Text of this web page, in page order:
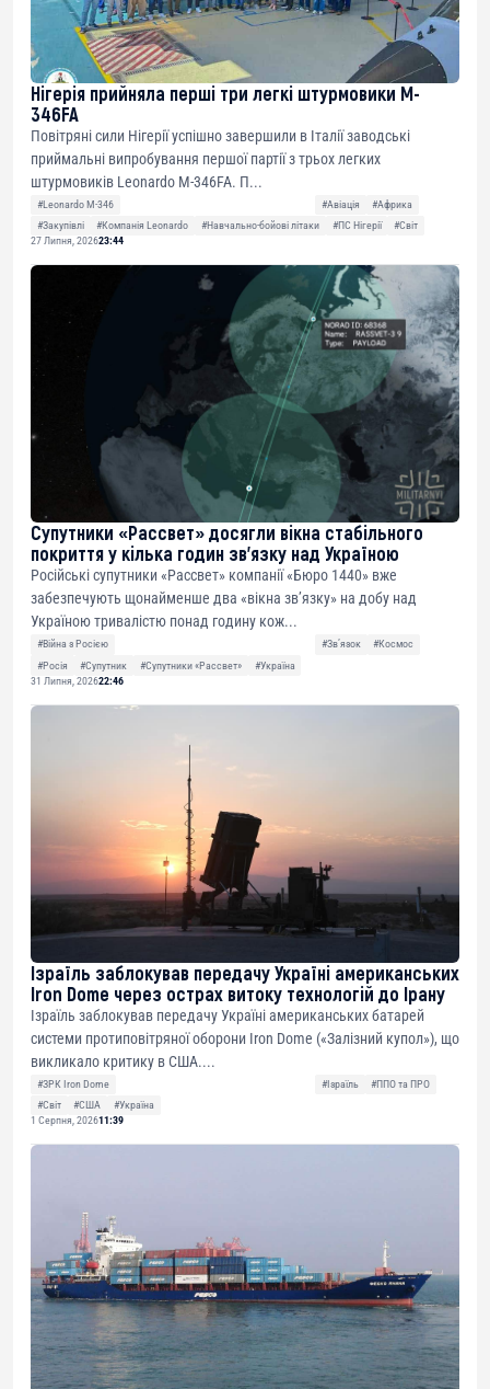
Нігерія прийняла перші три легкі штурмовики M-
346FA
Повітряні сили Нігерії успішно завершили в Італії заводські
приймальні випробування першої партії з трьох легких
штурмовиків Leonardo M-346FA. П...
#Leonardo M-346 #Авіація
#Африка
#Закупівлі
#Компанія Leonardo #Навчально-бойові літаки #ПС Нігерії
#Світ
27 Липня, 202623:44
Супутники «Рассвет» досягли вікна стабільного
покриття у кілька годин зв’язку над Україною
Російські супутники «Рассвет» компанії «Бюро 1440» вже
забезпечують щонайменше два «вікна зв’язку» на добу над
Україною тривалістю понад годину кож...
#Війна з Росією #Звʼязок
#Космос
#Росія
#Супутник #Супутники «Рассвет»
#Україна
31 Липня, 202622:46
Ізраїль заблокував передачу Україні американських
Iron Dome через острах витоку технологій до Ірану
Ізраїль заблокував передачу Україні американських батарей
системи протиповітряної оборони Iron Dome («Залізний купол»), що
викликало критику в США....
#ЗРК Iron Dome #Ізраїль
#ППО та ПРО
#Світ
#США
#Україна
1 Серпня, 202611:39